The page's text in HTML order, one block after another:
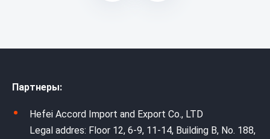
Партнеры:
Hefei Accord Import and Export Co., LTD
Legal addres: Floor 12, 6-9, 11-14, Building B, No. 188,